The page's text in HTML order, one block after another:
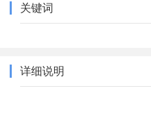
关键词
详细说明